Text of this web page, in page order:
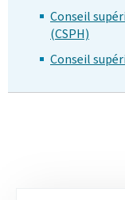
Conseil
(CSPH)
Conseil